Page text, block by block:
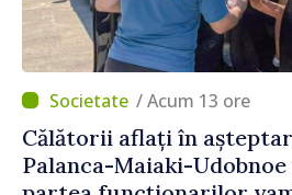
/ Acum 13 ore
Călătorii aflați în
Palanca-Maiaki-